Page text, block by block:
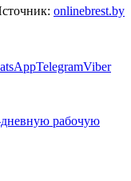
onlinebrest.by
TelegramViber
рабочую